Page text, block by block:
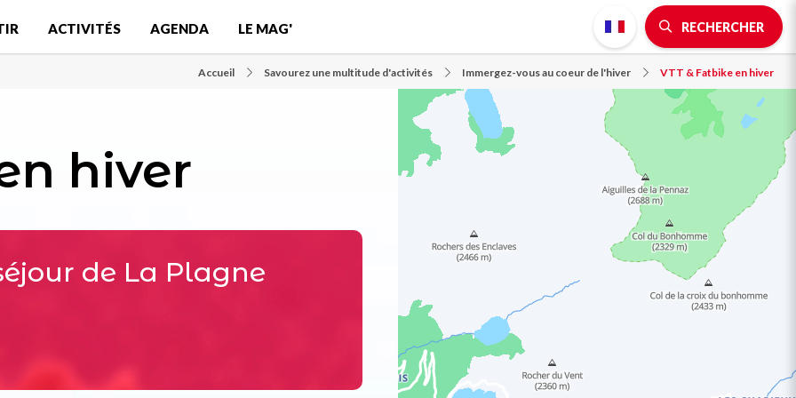
ACTIVITÉS AGENDA LE MAG' RECHERCHER
Accueil Savourez une multitude d'activités Immergez-vous au coeur de l'hiver VTT & Fatbike en hiver
hiver
de La Plagne